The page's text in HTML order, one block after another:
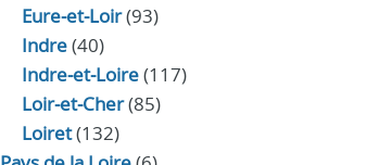
Eure‑et‑Loir(93)
Indre(40)
Indre‑et‑Loire(117)
Loir‑et‑Cher(85)
Loiret(132)